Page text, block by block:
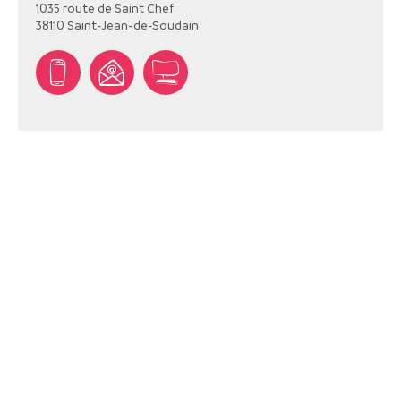
1035 route de Saint Chef
38110 Saint-Jean-de-Soudain